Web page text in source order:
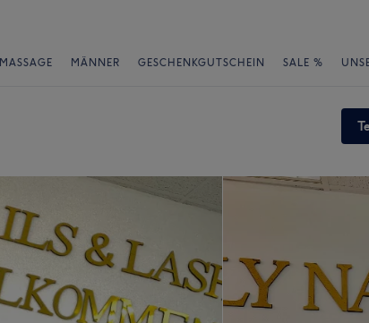
MASSAGE MÄNNER GESCHENKGUTSCHEIN SALE %